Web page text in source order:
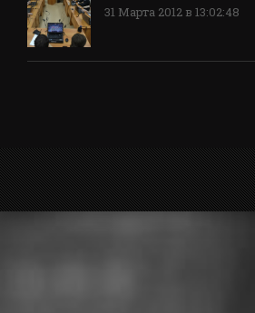
31 Марта 2012 в 13:02:48